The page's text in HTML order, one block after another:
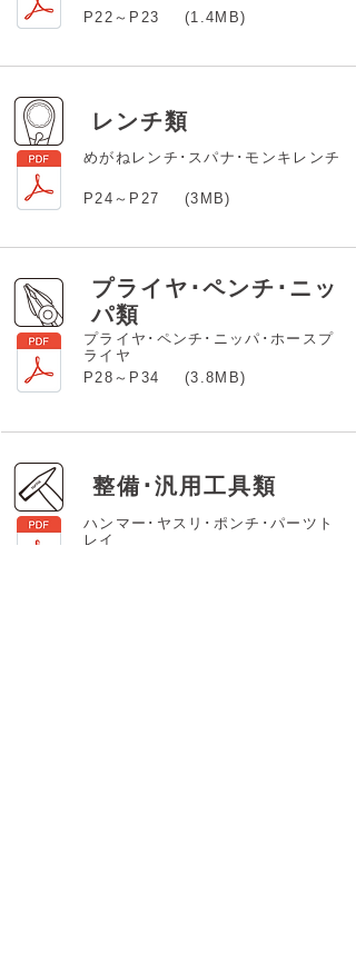
P22～P23 (1.4MB)
レンチ類
めがねレンチ･スパナ･モンキレンチ
P24～P27 (3MB)
プライヤ･ペンチ･ニッ
パ類
プライヤ･ペンチ･ニッパ･ホースプ
ライヤ
P28～P34
(3.8MB)
整備･汎用工具類
ハンマー･ヤスリ･ポンチ･パーツト
レイ